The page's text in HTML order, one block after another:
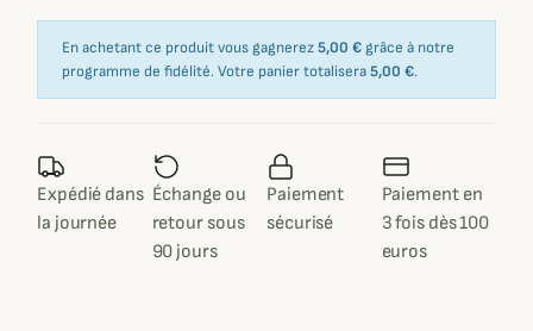
En achetant ce produit vous gagnerez5,00 € grâce à notre
programme de fidélité. Votre panier totalisera5,00 €.
Expédié dans
la journée
Échange ou
retour sous
90 jours
Paiement
sécurisé
Paiement en
3 fois dès 100
euros